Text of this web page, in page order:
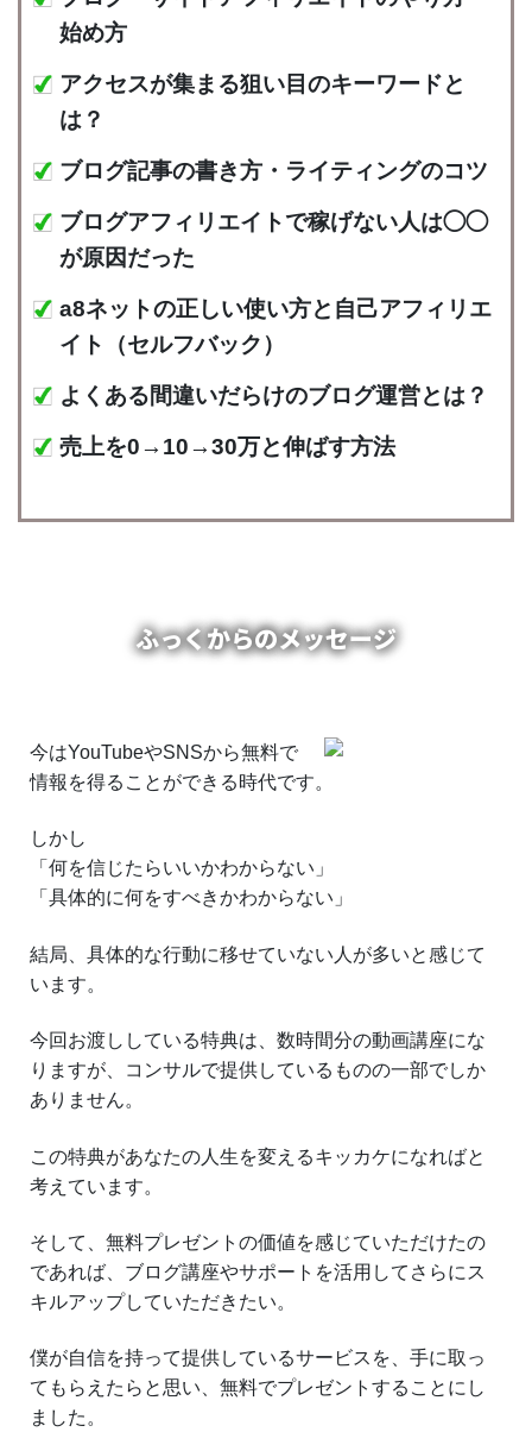
始め方
アクセスが集まる狙い目のキーワードと
は？
ブログ記事の書き方・ライティングのコツ
ブログアフィリエイトで稼げない人は◯◯
が原因だった
a8ネットの正しい使い方と自己アフィリエ
イト（セルフバック）
よくある間違いだらけのブログ運営とは？
売上を0→10→30万と伸ばす方法
ふっくからのメッセージ
今はYouTubeやSNSから無料で
情報を得ることができる時代です。
しかし
「何を信じたらいいかわからない」
「具体的に何をすべきかわからない」
結局、具体的な行動に移せていない人が多いと感じて
います。
今回お渡ししている特典は、数時間分の動画講座にな
りますが、コンサルで提供しているものの一部でしか
ありません。
この特典があなたの人生を変えるキッカケになればと
考えています。
そして、無料プレゼントの価値を感じていただけたの
であれば、ブログ講座やサポートを活用してさらにス
キルアップしていただきたい。
僕が自信を持って提供しているサービスを、手に取っ
てもらえたらと思い、無料でプレゼントすることにし
ました。